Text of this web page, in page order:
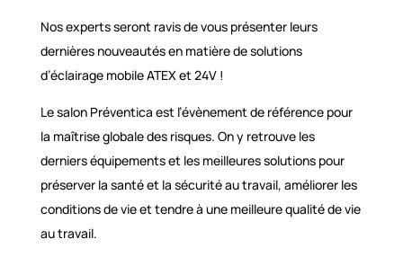
Nos experts seront ravis de vous présenter leurs
dernières nouveautés en matière de solutions
d’éclairage mobile ATEX et 24V !
Le salon Préventica est l’évènement de référence pour
la maîtrise globale des risques. On y retrouve les
derniers équipements et les meilleures solutions pour
préserver la santé et la sécurité au travail, améliorer les
conditions de vie et tendre à une meilleure qualité de vie
au travail.